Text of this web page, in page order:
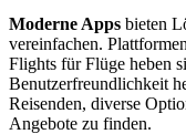
Moderne Apps bieten
vereinfachen.
Flights für Flüge heben
Benutzerfreundlichkeit
Reisenden, diverse
Angebote zu finden.